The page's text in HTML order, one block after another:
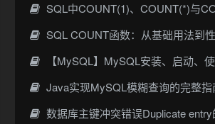
SQL中COUNT(1)、COUNT(*)与COUNT(列名)的核心区别与优化实
SQL COUNT函数：从基础用法到性能优化全攻略
【MySQL】MySQL安装、启动、
Java实现MySQL模糊查询的完整指南与最佳
数据库主键冲突错误Duplicate entry的解决